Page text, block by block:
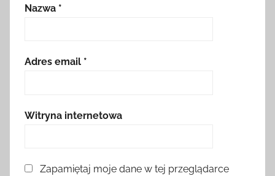
Nazwa *
Adres email *
Witryna internetowa
Zapamiętaj moje dane w tej przeglądarce